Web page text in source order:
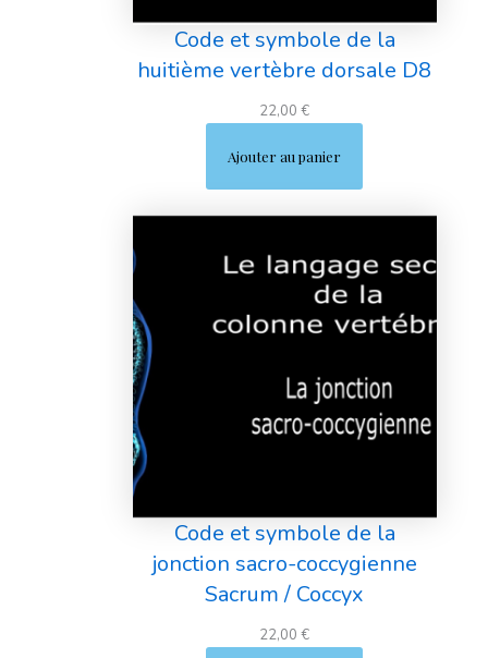
Code et symbole de la
huitième vertèbre dorsale D8
22,00€
Ajouter au panier
Code et symbole de la
jonction sacro-coccygienne
Sacrum / Coccyx
22,00€